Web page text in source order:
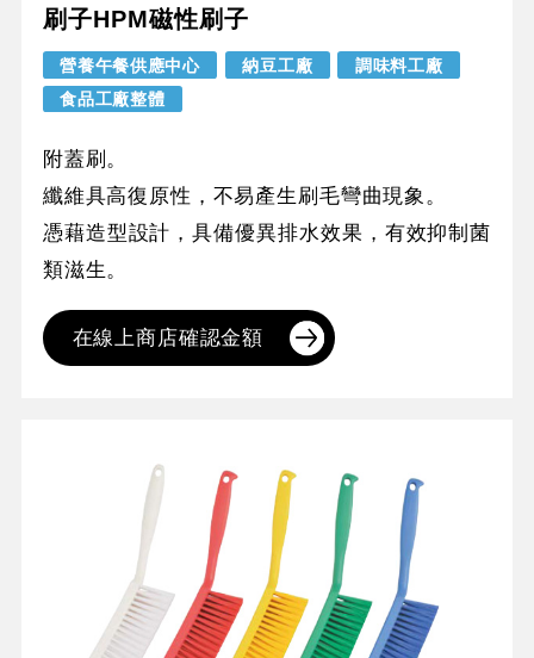
刷子HPM磁性刷子
營養午餐供應中心 納豆工廠
調味料工廠
食品工廠整體
附蓋刷。
纖維具高復原性，不易產生刷毛彎曲現象。
憑藉造型設計，具備優異排水效果，有效抑制菌
類滋生。
在線上商店確認金額